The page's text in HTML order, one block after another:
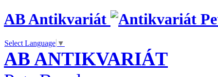
AB Antikvariát
Select Language ▼
AB ANTIKVARIÁT